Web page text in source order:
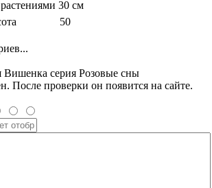
30 см
50
серия Розовые сны
После проверки он появится на сайте.